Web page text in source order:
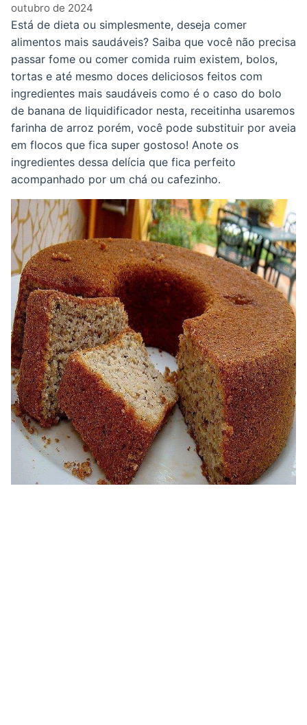
outubro de 2024
Está de dieta ou simplesmente, deseja comer
alimentos mais saudáveis? Saiba que você não precisa
passar fome ou comer comida ruim existem, bolos,
tortas e até mesmo doces deliciosos feitos com
ingredientes mais saudáveis como é o caso do bolo
de banana de liquidificador nesta, receitinha usaremos
farinha de arroz porém, você pode substituir por aveia
em flocos que fica super gostoso! Anote os
ingredientes dessa delícia que fica perfeito
acompanhado por um chá ou cafezinho.